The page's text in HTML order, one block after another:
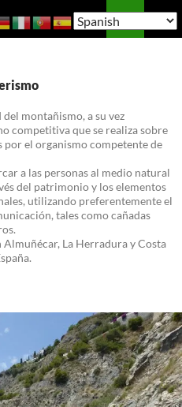
montañismo, a su vez
competitiva que se realiza sobre
por el organismo competente de
a las personas al medio natural
del patrimonio y los elementos
utilizando preferentemente el
tales como cañadas
La Herradura y Costa